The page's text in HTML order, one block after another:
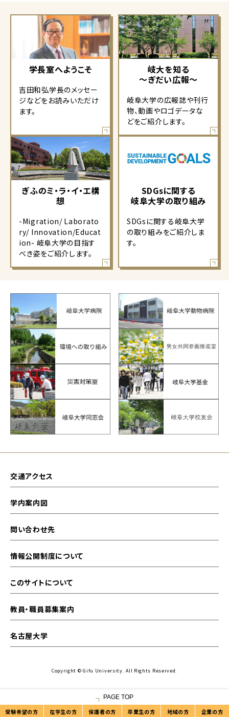
学長室へようこそ
吉田和弘学長のメッセー
ジなどをお読みいただけ
ます。
岐大を知る
～ぎだい広報～
岐阜大学の広報誌や刊行
物、動画やロゴデータな
どをご紹介します。
ぎふのミ・ラ・イ・エ構
想
-Migration/ Laborato
ry/ Innovation/Educat
ion- 岐阜大学の目指す
べき姿をご紹介します。
SDGsに関する
岐阜大学の取り組み
SDGsに関する岐阜大学
の取り組みをご紹介しま
す。
PAGE TOP
受験希望の方
在学生の方
保護者の方
卒業生の方
地域の方
企業の方
交通アクセス
学内案内図
問い合わせ先
情報公開制度について
このサイトについて
教員・職員募集案内
名古屋大学
Copyright © Gifu University. All Rights Reserved.